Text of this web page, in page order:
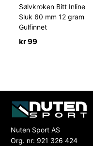
Sølvkroken Bitt Inline
Sluk 60 mm 12 gram
Gulfinnet
kr99
Nuten Sport AS
Org. nr: 921 326 424